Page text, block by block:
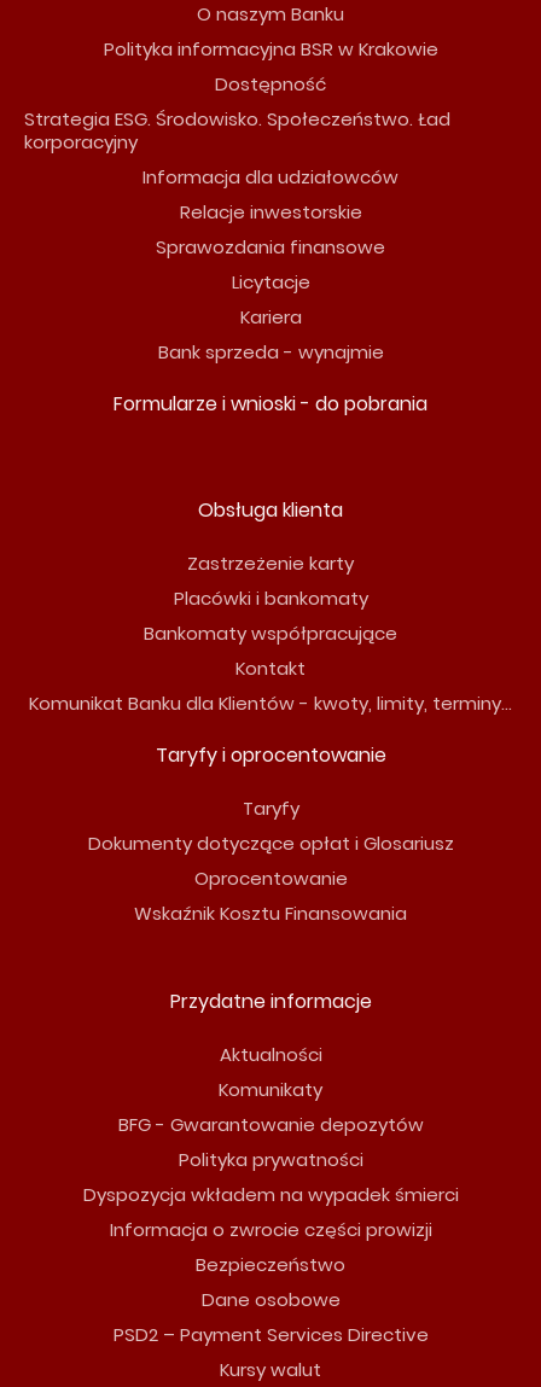
O naszym Banku
Polityka informacyjna BSR w Krakowie
Dostępność
Strategia ESG. Środowisko. Społeczeństwo. Ład
korporacyjny
Informacja dla udziałowców
Relacje inwestorskie
Sprawozdania finansowe
Licytacje
Kariera
Bank sprzeda - wynajmie
Formularze i wnioski - do pobrania
Obsługa klienta
Zastrzeżenie karty
Placówki i bankomaty
Bankomaty współpracujące
Kontakt
Komunikat Banku dla Klientów - kwoty, limity, terminy...
Taryfy i oprocentowanie
Taryfy
Dokumenty dotyczące opłat i Glosariusz
Oprocentowanie
Wskaźnik Kosztu Finansowania
Przydatne informacje
Aktualności
Komunikaty
BFG - Gwarantowanie depozytów
Polityka prywatności
Dyspozycja wkładem na wypadek śmierci
Informacja o zwrocie części prowizji
Bezpieczeństwo
Dane osobowe
PSD2 – Payment Services Directive
Kursy walut